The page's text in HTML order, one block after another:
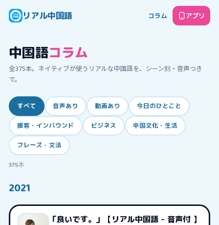
リアル中国語 コラム アプリ
中国語コラム
全375本。ネイティブが使うリアルな中国語を、シーン別・音声つき
で。
すべて 音声あり 動画あり 今日のひとこと
接客・インバウンド ビジネス 中国文化・生活
フレーズ・文法
375本
2021
「良いです。」【リアル中国語 - 音声付 】